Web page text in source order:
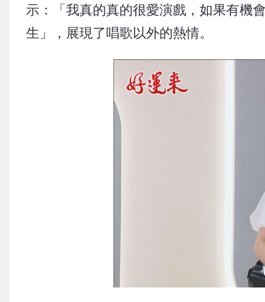
示：「我真的真的很愛演戲，如果有機
生」，展現了唱歌以外的熱情。